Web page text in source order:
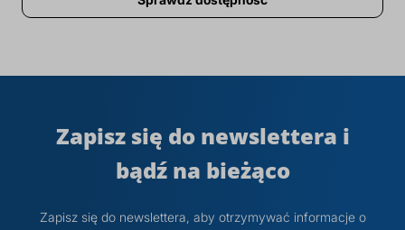
Zapisz się do newslettera i
bądź na bieżąco
Zapisz się do newslettera, aby otrzymywać informacje o